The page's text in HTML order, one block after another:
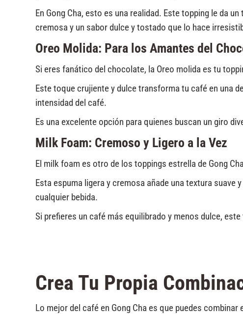
En Gong Cha, esto es una realidad. Este topping le da
cremosa y un sabor dulce y tostado que lo hace
Oreo Molida: Para los Amantes del
Si eres fanático del chocolate, la Oreo molida es tu
Este toque crujiente y dulce transforma tu café en una
intensidad del café.
Es una excelente opción para quienes buscan un giro
Milk Foam: Cremoso y Ligero a la Vez
El milk foam es otro de los toppings estrella de Gong
Esta espuma ligera y cremosa añade una textura
cualquier bebida.
Si prefieres un café más equilibrado y menos dulce,
Crea Tu Propia
Lo mejor del café en Gong Cha es que puedes